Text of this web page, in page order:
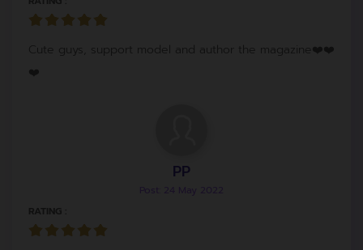
Cute guys, support model and author the magazine❤️❤️
❤️
PP
RATING :